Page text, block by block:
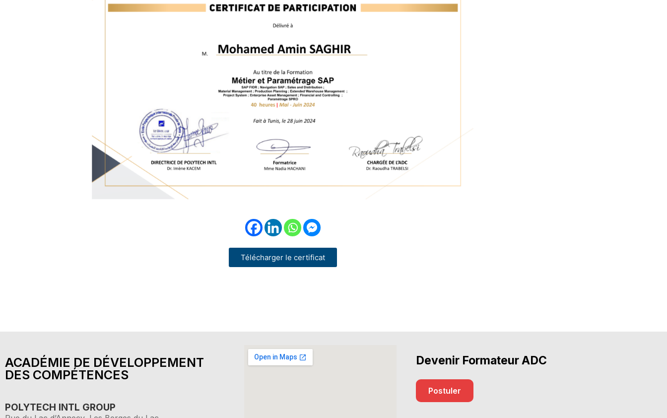
Télécharger le certificat
ACADÉMIE DE DÉVELOPPEMENT
DES COMPÉTENCES
POLYTECH INTL GROUP
Devenir Formateur ADC
Postuler